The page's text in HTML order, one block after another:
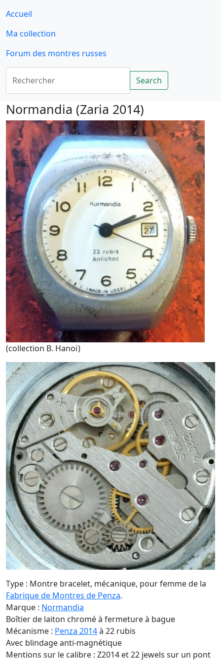
Accueil
Ma collection
Forum des montres russes
Rechercher
Search
Normandia (Zaria 2014)
(collection B. Hanoï)
Type : Montre bracelet, mécanique, pour femme de la
Fabrique de Montres de Penza.
Marque : Normandia
Boîtier de laiton chromé à fermeture à bague
Mécanisme : Penza 2014à 22 rubis
Avec blindage anti-magnétique
Mentions sur le calibre : Z2014 et 22 jewels sur un pont